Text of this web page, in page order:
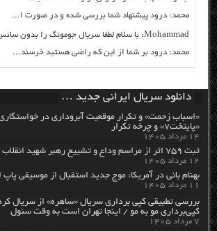
محمد: درود پیشنهاد شما بررسی شده و در صورت ا...
Mohammad: با سلام لطفا سریال جومونگ را بدون سانس...
محمد: درود بر شما از این که راضی هستید خرسند...
دانلود سریال ایرانی جدید …
«اسباب زحمت» و تکرار موقعیت آبروداری در
«پایتخت۷» و چرخه تکرار
۱۴ مرداد ۱۴۰۵
ثبت ۷۵۹ اثر از مراسم وداع و تشییع رهبر شهید انقلاب
۱۲ مرداد ۱۴۰۵
بهنام بانی در آمریکا: موج جدید استقبال از موسیقی
۱۱ مرداد ۱۴۰۵
بررسی تطبیقی کپی برداری سریال «ساهره» از سریال
کپی‌برداری مو به مو / اینجا تهران است به وقت سئول
۷ مرداد ۱۴۰۵